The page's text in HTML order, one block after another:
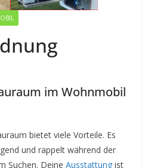
im Wohnmobil
bietet viele Vorteile. Es
und rappelt während der
Suchen. Deine Ausstattung ist